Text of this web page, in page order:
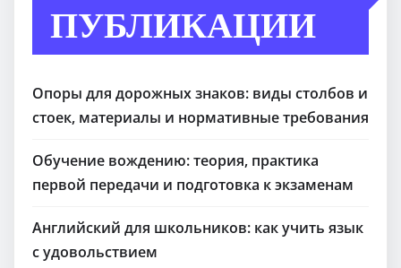
ПУБЛИКАЦИИ
Опоры для дорожных знаков: виды столбов и
стоек, материалы и нормативные требования
Обучение вождению: теория, практика
первой передачи и подготовка к экзаменам
Английский для школьников: как учить язык
с удовольствием